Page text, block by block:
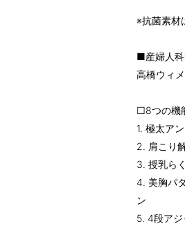
※抗菌素材
■産婦人
高橋ウィ
□8つの機
1. 極太ア
2. 肩こり
3. 授乳ら
4. 美胸パ
ン
5. 4段ア